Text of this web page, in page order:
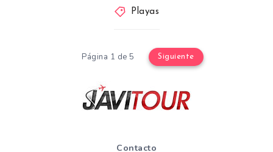
Playas
Página 1 de 5 Siguiente
Contacto